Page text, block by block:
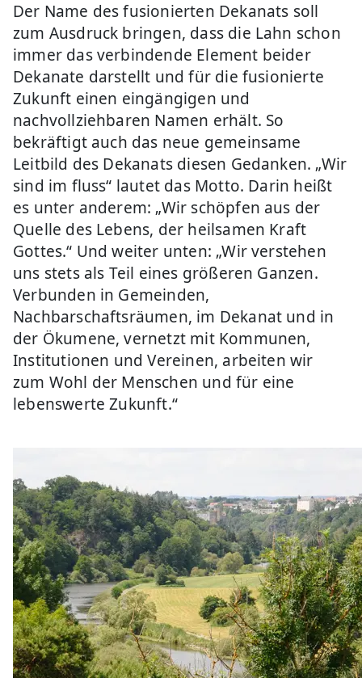
Der Name des fusionierten Dekanats soll
zum Ausdruck bringen, dass die Lahn schon
immer das verbindende Element beider
Dekanate darstellt und für die fusionierte
Zukunft einen eingängigen und
nachvollziehbaren Namen erhält. So
bekräftigt auch das neue gemeinsame
Leitbild des Dekanats diesen Gedanken. „Wir
sind im fluss“ lautet das Motto. Darin heißt
es unter anderem: „Wir schöpfen aus der
Quelle des Lebens, der heilsamen Kraft
Gottes.“ Und weiter unten: „Wir verstehen
uns stets als Teil eines größeren Ganzen.
Verbunden in Gemeinden,
Nachbarschaftsräumen, im Dekanat und in
der Ökumene, vernetzt mit Kommunen,
Institutionen und Vereinen, arbeiten wir
zum Wohl der Menschen und für eine
lebenswerte Zukunft.“